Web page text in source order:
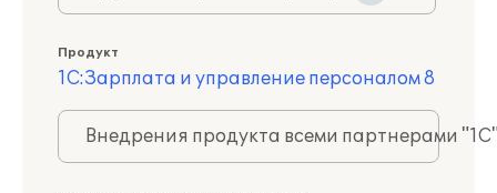
Продукт
1С:Зарплата и управление персоналом 8
Внедрения продукта всеми партнерами